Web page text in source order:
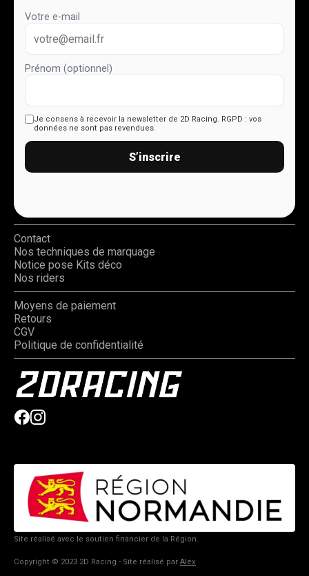
Votre e-mail
Prénom (optionnel)
Je consens à recevoir la newsletter de 2D Racing. RGPD : vos
données ne sont pas revendues.
S’inscrire
Contact
Nos techniques de marquage
Notice pose Kits déco
Nos riders
Moyens de paiement
Retours
CGV
Politique de confidentialité
Site réalisé avec le soutien financier de la Région.
Copyright © 2023 2D Racing - Site réalisé par Alex